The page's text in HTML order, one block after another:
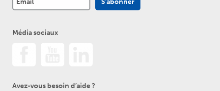
Média sociaux
Avez-vous besoin d’aide ?